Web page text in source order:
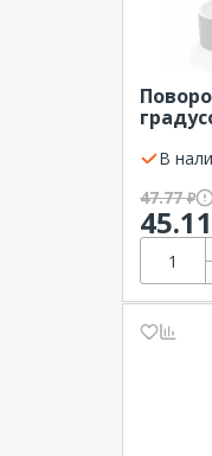
В
47.77₽
45.11